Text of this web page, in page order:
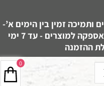
ותמיכה זמין בין הימים א’-
ה’ בין השעות 10:00-16:00 - זמן אספקה למוצרים - עד 7 ימי
ההזמנה
0